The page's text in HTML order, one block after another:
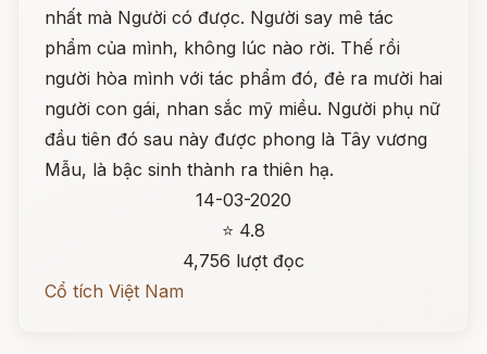
nhất mà Người có được. Người say mê tác
phẩm của mình, không lúc nào rời. Thế rồi
người hòa mình với tác phẩm đó, đẻ ra mười hai
người con gái, nhan sắc mỹ miều. Người phụ nữ
đầu tiên đó sau này được phong là Tây vương
Mẫu, là bậc sinh thành ra thiên hạ.
14-03-2020
⭐ 4.8
4,756 lượt đọc
Cổ tích Việt Nam